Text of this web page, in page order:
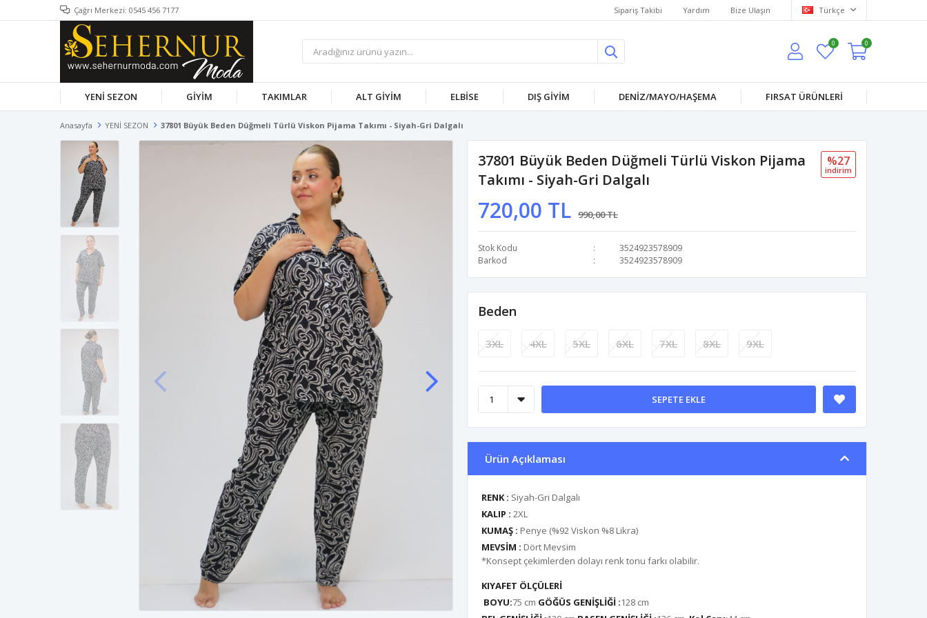
Çağrı Merkezi: 0545 456 7177 Sipariş Takibi Yardım Bize Ulaşın Türkçe
0 0
YENİ SEZON GİYİM TAKIMLAR ALT GİYİM ELBİSE DIŞ GİYİM DENİZ/MAYO/HAŞEMA FIRSAT ÜRÜNLERİ
Anasayfa YENİ SEZON 37801 Büyük Beden Düğmeli Türlü Viskon Pijama Takımı - Siyah-Gri Dalgalı
37801 Büyük Beden Düğmeli Türlü Viskon Pijama
Takımı - Siyah-Gri Dalgalı
720,00 TL 990,00 TL
%27
i̇ndi̇ri̇m
Stok Kodu
3524923578909
Barkod
3524923578909
Beden
3XL 4XL 5XL 6XL 7XL 8XL 9XL
SEPETE EKLE
Ürün Açıklaması
RENK : Siyah-Gri Dalgalı
KALIP : 2XL
KUMAŞ : Penye (%92 Viskon %8 Likra)
MEVSİM : Dört Mevsim
*Konsept çekimlerden dolayı renk tonu farkı olabilir.
KIYAFET ÖLÇÜLERİ
BOYU:75 cm GÖĞÜS GENİŞLİĞİ :128 cm